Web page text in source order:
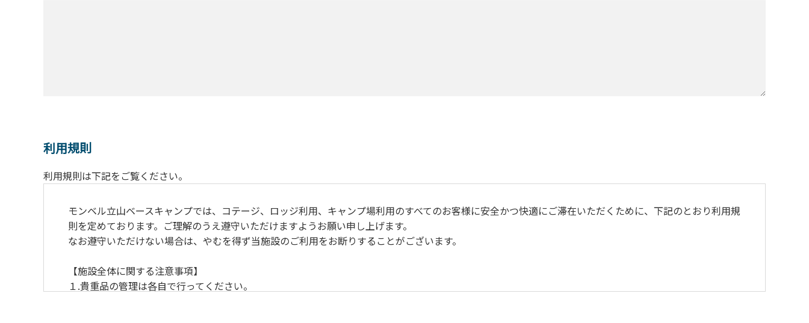
利用規則
利用規則は下記をご覧ください。
モンベル立山ベースキャンプでは、コテージ、ロッジ利用、キャンプ場利用のすべてのお客様に安全かつ快適にご滞在いただくために、下記のとおり利用規
則を定めております。ご理解のうえ遵守いただけますようお願い申し上げます。
なお遵守いただけない場合は、やむを得ず当施設のご利用をお断りすることがございます。
【施設全体に関する注意事項】
１.貴重品の管理は各自で行ってください。